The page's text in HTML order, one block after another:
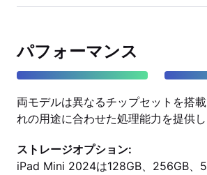
パフォーマンス
両モデルは異なるチップセットを搭
れの用途に合わせた処理能力を提供し
ストレージオプション:
iPad Mini 2024は128GB、256GB、